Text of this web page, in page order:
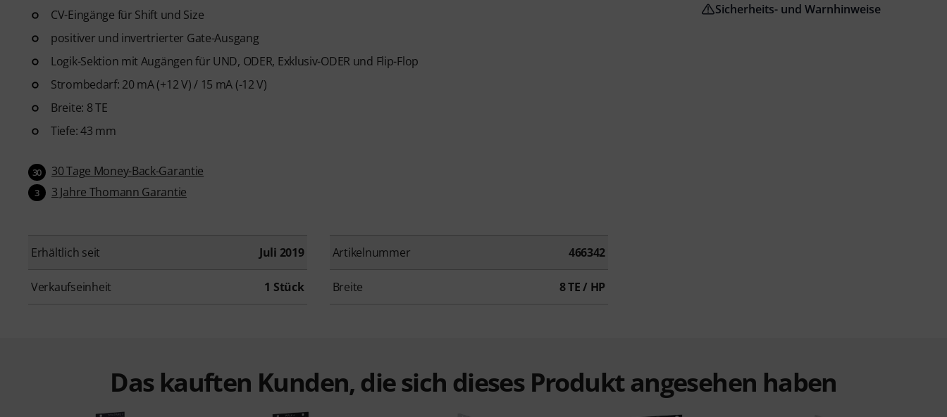
CV-Eingänge für Shift und Size
positiver und invertrierter Gate-Ausgang
Logik-Sektion mit Augängen für UND, ODER, Exklusiv-ODER und Flip-Flop
Strombedarf: 20 mA (+12 V) / 15 mA (-12 V)
Breite: 8 TE
Tiefe: 43 mm
30 30 Tage Money-Back-Garantie
3 3 Jahre Thomann Garantie
Erhältlich seit Juli 2019 Artikelnummer 466342
Verkaufseinheit 1 Stück Breite 8 TE / HP
Sicherheits- und Warnhinweise
Das kauften Kunden, die sich dieses Produkt angesehen haben